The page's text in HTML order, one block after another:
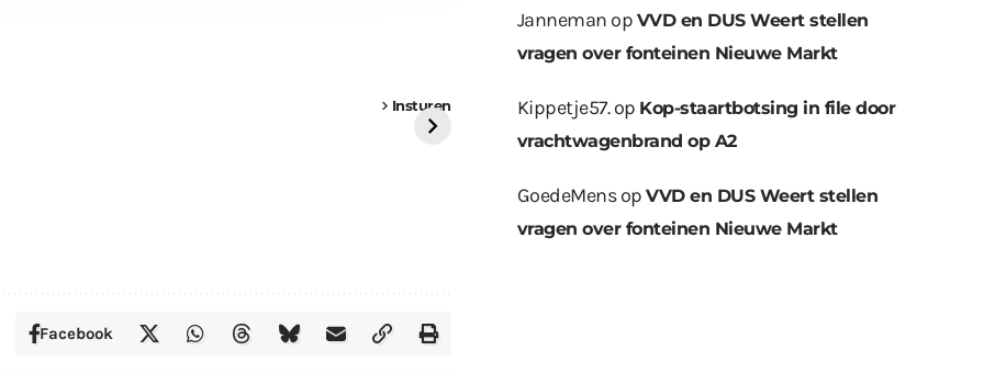
Insturen
geplaatst op
ook uit
containerpark
Facebook
Janneman op VVD en DUS Weert stellen
vragen over fonteinen Nieuwe Markt
Kippetje57.op Kop-staartbotsing in file door
vrachtwagenbrand op A2
GoedeMensopVVD en DUS Weert stellen
vragen over fonteinen Nieuwe Markt